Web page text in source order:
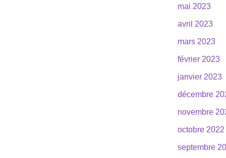
mai 2023
avril 2023
mars 2023
février 2023
janvier 2023
décembre
novembre
octobre 2022
septembre